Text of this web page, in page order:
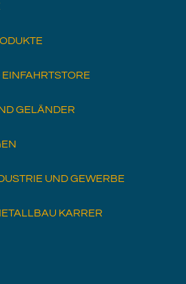
GELÄNDER
UND GEWERBE
KARRER